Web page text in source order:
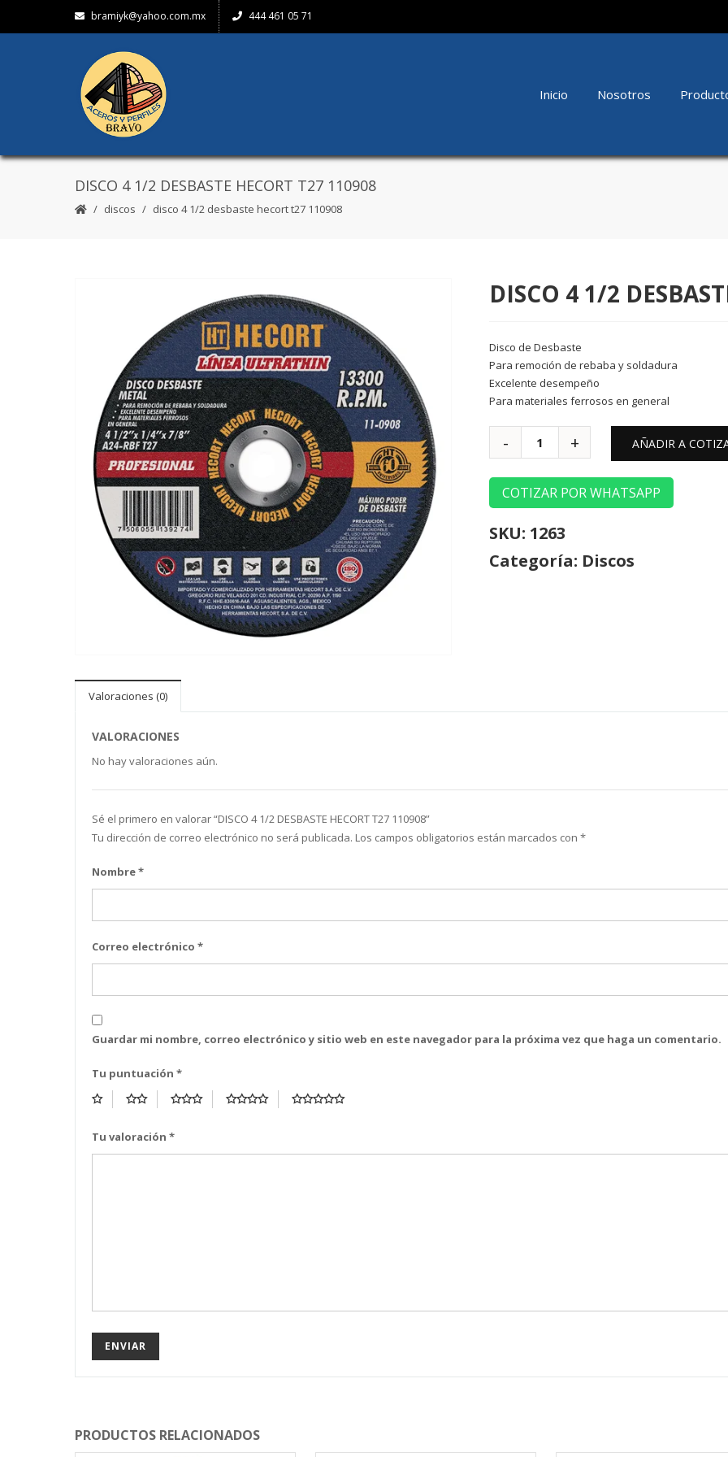
bramiyk@yahoo.com.mx 444 461 05 71
Inicio Nosotros
DISCO 4 1/2 DESBASTE HECORT T27 110908
discos disco 4 1/2 desbaste hecort t27 110908
DISCO 4 1/2
Disco de Desbaste
Para remoción de rebaba y soldadura
Excelente desempeño
Para materiales ferrosos en general
AÑADIR A
COTIZAR POR WHATSAPP
SKU: 1263
Categoría: Discos
Valoraciones (0)
VALORACIONES
No hay valoraciones aún.
Sé el primero en valorar “DISCO 4 1/2 DESBASTE HECORT T27 110908”
Tu dirección de correo electrónico no será publicada. Los campos obligatorios están marcados con *
Nombre*
Correo electrónico *
Guardar mi nombre, correo electrónico y sitio web en este navegador para la próxima vez que haga un comentario.
Tu puntuación *
Tu valoración *
PRODUCTOS RELACIONADOS